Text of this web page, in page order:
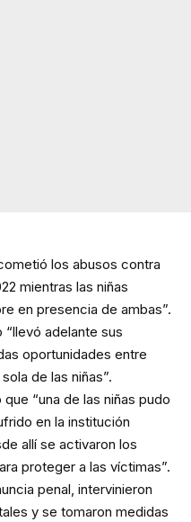
los abusos contra
mientras las niñas
en presencia de ambas”.
adelante sus
oportunidades entre
de las niñas”.
“una de las niñas pudo
en la institución
allí se activaron los
proteger a las víctimas”.
penal, intervinieron
y se tomaron medidas